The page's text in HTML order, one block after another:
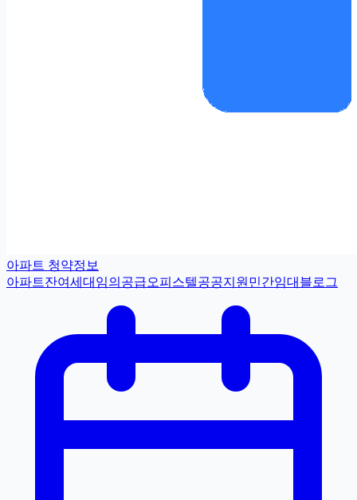
아파트 청약정보
아파트잔여세대 임의공급오피스텔공공지원민간임대 블로그